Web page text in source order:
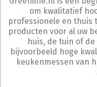
Menu
om kwalitatief
professionele en thuis
producten voor al uw
huis, de tuin of
bijvoorbeeld hoge
keukenmessen van